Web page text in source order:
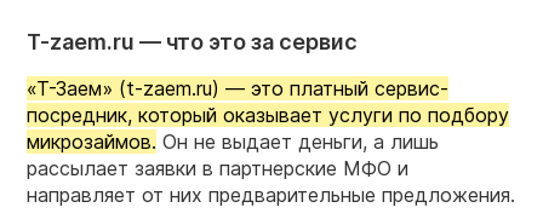
T-zaem.ru — что это за сервис
«Т-Заем» (t-zaem.ru) — это платный сервис-
посредник, который оказывает услуги по подбору
микрозаймов. Он не выдает деньги, а лишь
рассылает заявки в партнерские МФО и
направляет от них предварительные предложения.